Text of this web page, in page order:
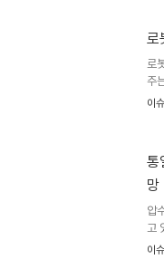
조
사..
로
로
주
봇
로
는
이슈
통
망
압
고
강
이슈